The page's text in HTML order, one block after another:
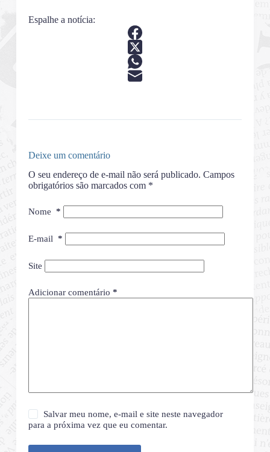
Espalhe a notícia:
Deixe um comentário
O seu endereço de e-mail não será publicado. Campos
obrigatórios são marcados com *
Nome *
E-mail *
Site
Adicionar comentário *
Salvar meu nome, e-mail e site neste navegador
para a próxima vez que eu comentar.